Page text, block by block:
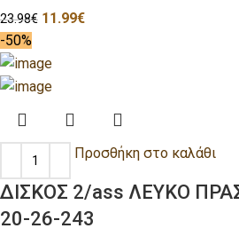
23.98€ 11.99€
-50%
Προσθήκη στο καλάθι
ΔΙΣΚΟΣ 2/ass ΛΕΥΚΟ
20-26-243